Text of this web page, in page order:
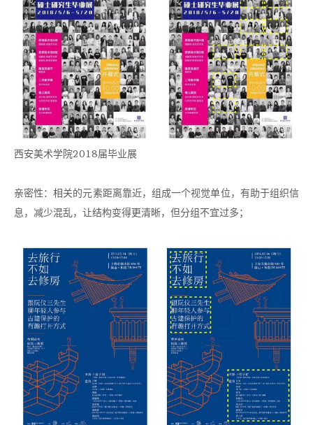
西安美术学院2018届毕业展
亲密性：相关的元素距离靠近，组成一个视觉单位，有助于组织信
息，减少混乱，让结构变得更清晰，但分组不宜过多；